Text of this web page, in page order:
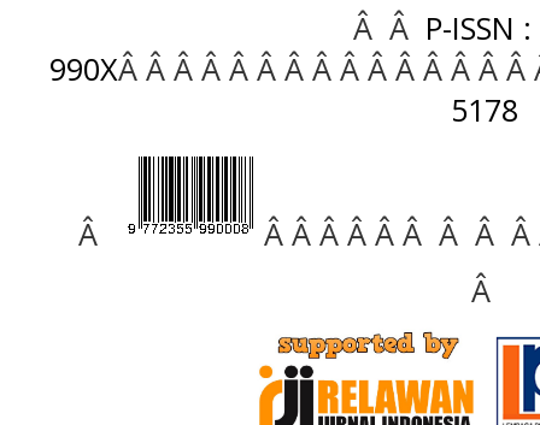
Â Â P-ISSN
990XÂ Â Â Â Â Â Â Â Â Â Â Â Â Â
5178
Â
Â Â Â Â Â Â Â Â
Â